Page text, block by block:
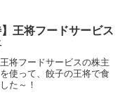
】王将フードサービス
将フードサービスの株主
使って、餃子の王将で食
た～！